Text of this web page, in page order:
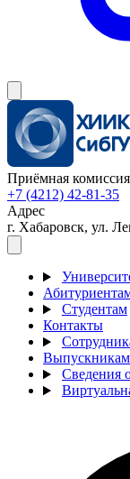
Приёмная комиссия
+7 (4212) 42-81-35
Адрес
г. Хабаровск, ул.
Студентам
Контакты
Выпускникам
Сведения